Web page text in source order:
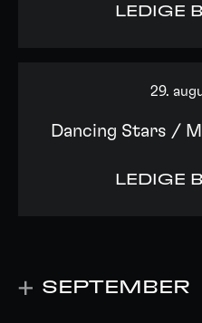
LEDIGE
29.
Dancing Stars /
LEDIGE
SEPTEMBER